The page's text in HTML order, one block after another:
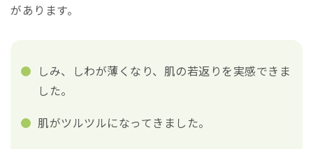
があります。
しみ、しわが薄くなり、肌の若返りを実感できま
した。
肌がツルツルになってきました。